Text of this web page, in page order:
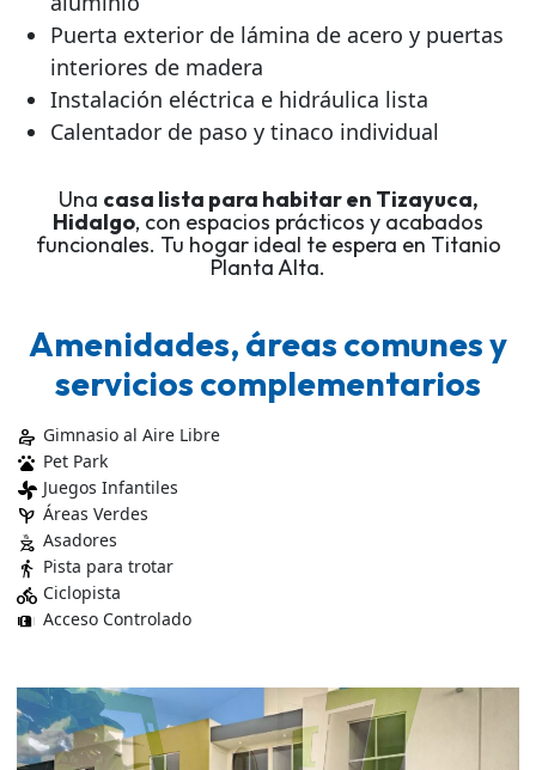
Puerta exterior de lámina de acero y puertas
interiores de madera
Instalación eléctrica e hidráulica lista
Calentador de paso y tinaco individual
Una casa lista para habitar en Tizayuca,
Hidalgo, con espacios prácticos y acabados
funcionales. Tu hogar ideal te espera en Titanio
Planta Alta.
Amenidades, áreas comunes y
servicios complementarios
physical_therapy Gimnasio al Aire Libre
pets Pet Park
toys_fan Juegos Infantiles
psychiatry Áreas Verdes
outdoor_grill Asadores
directions_walk Pista para trotar
directions_bike Ciclopista
gate Acceso Controlado